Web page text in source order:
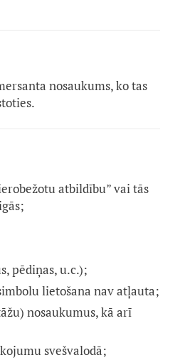
nosaukums, ko tas
atbildību” vai tās
pēdiņas, u.c.);
lietošana nav atļauta;
nosaukumus, kā arī
svešvalodā;